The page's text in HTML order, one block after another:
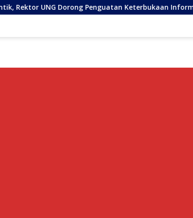
Penguatan Keterbukaan Informasi Digital